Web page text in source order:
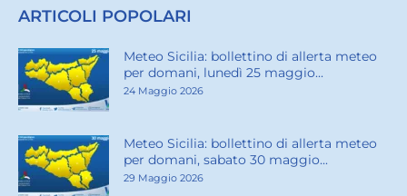
ARTICOLI POPOLARI
Meteo Sicilia: bollettino di allerta meteo
per domani, lunedì 25 maggio...
24 Maggio 2026
Meteo Sicilia: bollettino di allerta meteo
per domani, sabato 30 maggio...
29 Maggio 2026